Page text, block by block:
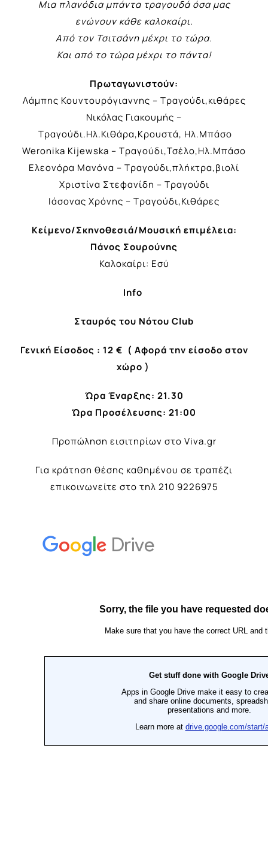
Μια πλανόδια μπάντα τραγουδά όσα μας
ενώνουν κάθε καλοκαίρι.
Από τον Τσιτσάνη μέχρι το τώρα.
Και από το τώρα μέχρι το πάντα!
Πρωταγωνιστούν:
Λάμπης Κουντουρόγιαννης – Τραγούδι,κιθάρες
Νικόλας Γιακουμής –
Τραγούδι.Ηλ.Κιθάρα,Κρουστά, Ηλ.Μπάσο
Weronika Kijewska – Τραγούδι,Τσέλο,Ηλ.Μπάσο
Ελεονόρα Μανόνα – Τραγούδι,πλήκτρα,βιολί
Χριστίνα Στεφανίδη – Τραγούδι
Ιάσονας Χρόνης – Τραγούδι,Κιθάρες
Κείμενο/Σκηνοθεσιά/Μουσική επιμέλεια:
Πάνος Σουρούνης
Καλοκαίρι: Εσύ
Info
Σταυρός του Νότου Club
Γενική Είσοδος : 12 € ( Αφορά την είσοδο στον
χώρο )
Ώρα Έναρξης: 21.30
Ώρα Προσέλευσης: 21:00
Προπώληση εισιτηρίων στο Viva.gr
Για κράτηση θέσης καθημένου σε τραπέζι
επικοινωνείτε στο τηλ 210 9226975